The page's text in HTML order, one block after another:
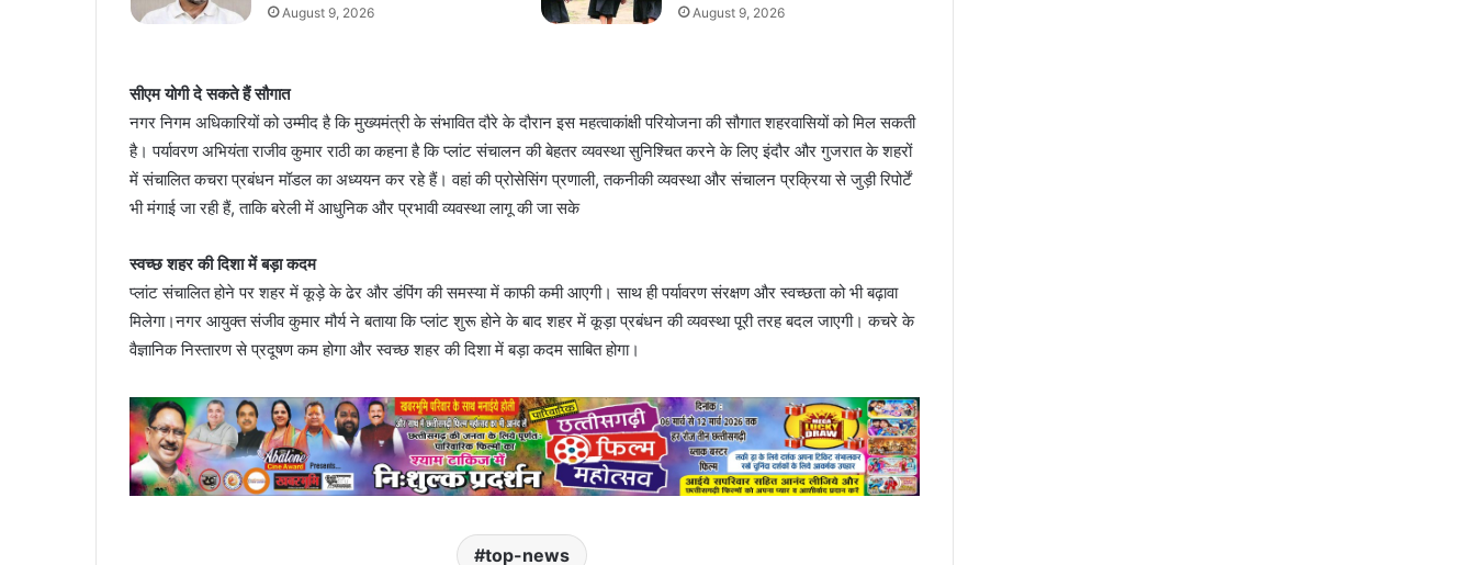
August 9, 2026 August 9, 2026
सीएम योगी दे सकते हैं सौगात
नगर निगम अधिकारियों को उम्मीद है कि मुख्यमंत्री के संभावित दौरे के दौरान इस महत्वाकांक्षी परियोजना की सौगात शहरवासियों को मिल सकती
है। पर्यावरण अभियंता राजीव कुमार राठी का कहना है कि प्लांट संचालन की बेहतर व्यवस्था सुनिश्चित करने के लिए इंदौर और गुजरात के शहरों
में संचालित कचरा प्रबंधन मॉडल का अध्ययन कर रहे हैं। वहां की प्रोसेसिंग प्रणाली, तकनीकी व्यवस्था और संचालन प्रक्रिया से जुड़ी रिपोर्टें
भी मंगाई जा रही हैं, ताकि बरेली में आधुनिक और प्रभावी व्यवस्था लागू की जा सके
स्वच्छ शहर की दिशा में बड़ा कदम
प्लांट संचालित होने पर शहर में कूड़े के ढेर और डंपिंग की समस्या में काफी कमी आएगी। साथ ही पर्यावरण संरक्षण और स्वच्छता को भी बढ़ावा
मिलेगा।नगर आयुक्त संजीव कुमार मौर्य ने बताया कि प्लांट शुरू होने के बाद शहर में कूड़ा प्रबंधन की व्यवस्था पूरी तरह बदल जाएगी। कचरे के
वैज्ञानिक निस्तारण से प्रदूषण कम होगा और स्वच्छ शहर की दिशा में बड़ा कदम साबित होगा।
top-news